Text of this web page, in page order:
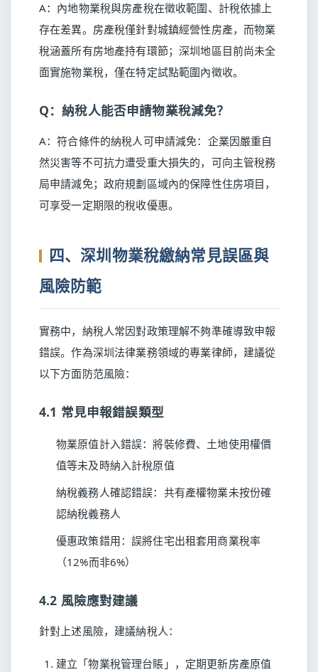
A：內地物業稅與房產稅在徵收範圍、計稅依據上
存在差異。房產稅僅針對城鎮經營性房產，而物業
稅涵蓋所有房地產持有環節；深圳地區目前尚未全
面實施物業稅，僅在特定試點範圍內徵收。
Q：納稅人能否申請物業稅減免？
A：符合條件的納稅人可申請減免：企業因嚴重自
然災害等不可抗力遭受重大損失的，可向主管稅務
局申請減免；政府規劃區域內的保障性住房項目，
可享受一定期限的稅收優惠。
四、深圳物業稅繳納常見誤區與
風險防範
實務中，納稅人常因對政策理解不夠準確導致申報
錯誤。作為深圳法律業務領域的專業律師，建議從
以下方面防范風險：
4.1 常見申報錯誤類型
物業原值計入錯誤：將裝修費、土地使用權價
值等未及時納入計稅原值
納稅義務人確認錯誤：共有產權物業未按份確
認納稅義務人
優惠政策錯用：誤將住宅出租套用商業稅率
（12%而非6%）
4.2 風險應對建議
針對上述風險，建議納稅人：
建立「物業稅管理台賬」，定期更新房產原值